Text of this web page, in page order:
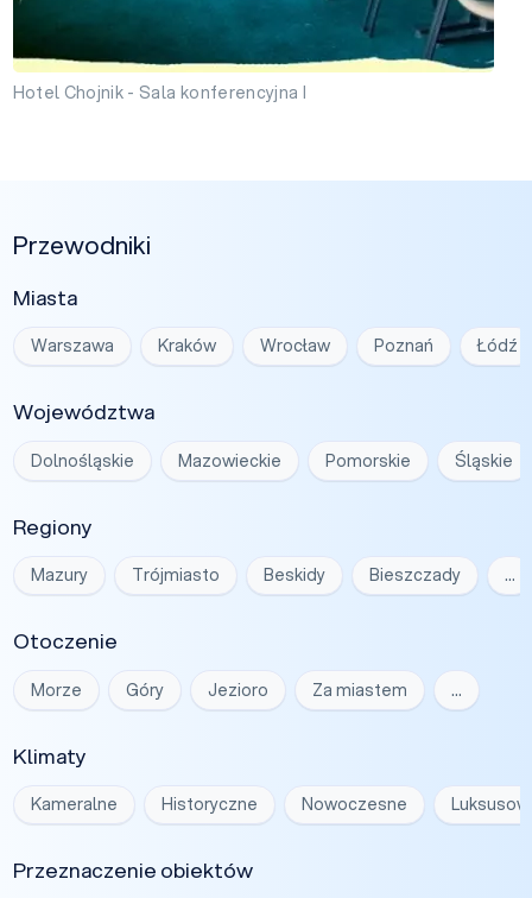
Hotel Chojnik - Sala konferencyjna I
Przewodniki
Miasta
Warszawa Kraków Wrocław Poznań Łódź
Województwa
Dolnośląskie Mazowieckie Pomorskie Śląskie
Regiony
Mazury Trójmiasto Beskidy Bieszczady …
Otoczenie
Morze Góry Jezioro Za miastem …
Klimaty
Kameralne Historyczne Nowoczesne
Przeznaczenie obiektów